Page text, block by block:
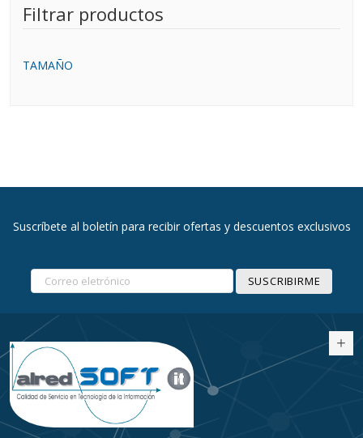
Filtrar productos
TAMAÑO
Suscríbete al boletín para recibir ofertas y descuentos exclusivos
SUSCRIBIRME